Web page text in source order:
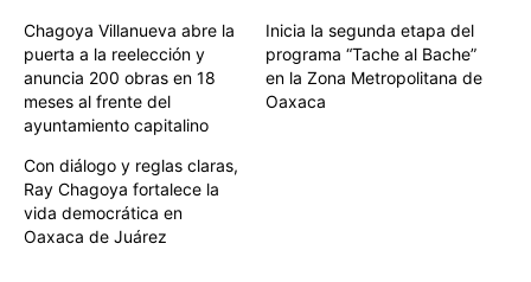
Chagoya Villanueva abre la
puerta a la reelección y
anuncia 200 obras en 18
meses al frente del
ayuntamiento capitalino
Inicia la segunda etapa del
programa “Tache al Bache”
en la Zona Metropolitana de
Oaxaca
Con diálogo y reglas claras,
Ray Chagoya fortalece la
vida democrática en
Oaxaca de Juárez